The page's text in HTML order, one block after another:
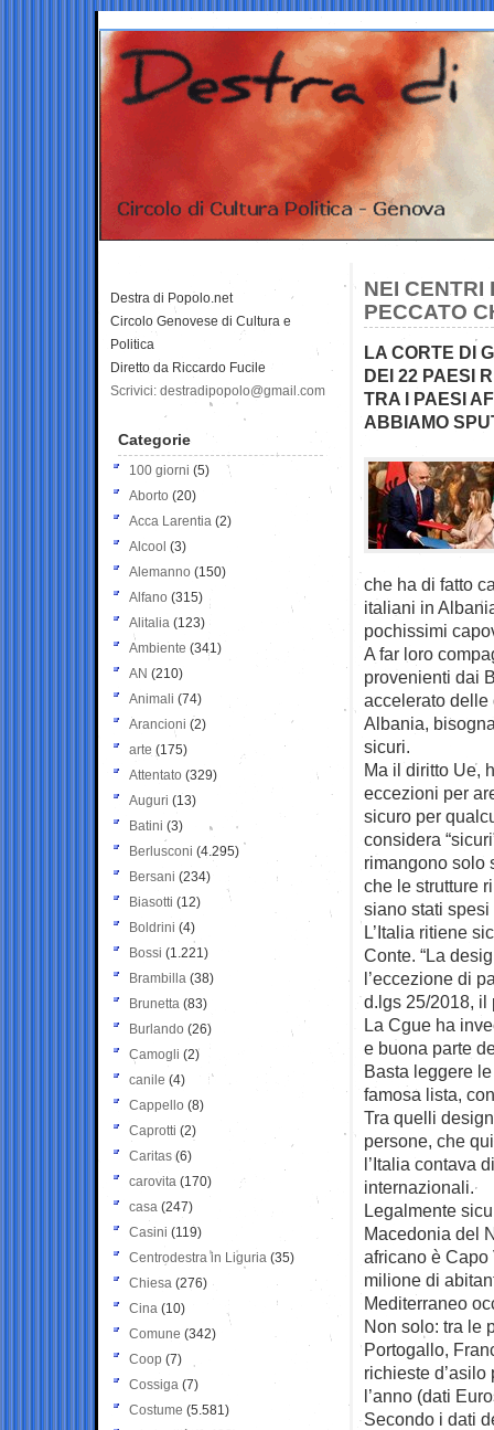
NEI CENTRI
PECCATO
LA CORTE DI
DEI 22 PAESI
TRA I PAESI
ABBIAMO
che ha di fatto
italiani in
pochissimi
A far loro
provenienti dai
accelerato delle
Albania,
sicuri.
Ma il diritto Ue,
eccezioni per
sicuro per
considera
rimangono solo
che le strutture
siano stati spesi
L’Italia ritiene
Conte. “La
l’eccezione di
d.lgs 25/2018, il
La Cgue ha
e buona parte
Basta leggere
famosa lista,
Tra quelli
persone, che
l’Italia contava
internazionali.
Legalmente
Macedonia del
africano è Capo
milione di
Mediterraneo
Non solo: tra le
Portogallo,
richieste
l’anno (dati
Secondo i dati
Destra di Popolo.net
Circolo Genovese di Cultura e
Politica
Diretto da Riccardo Fucile
Scrivici: destradipopolo@gmail.com
Categorie
100 giorni (5)
Aborto (20)
Acca Larentia (2)
Alcool (3)
Alemanno (150)
Alfano (315)
Alitalia (123)
Ambiente (341)
AN (210)
Animali (74)
Arancioni (2)
arte (175)
Attentato (329)
Auguri (13)
Batini (3)
Berlusconi (4.295)
Bersani (234)
Biasotti (12)
Boldrini (4)
Bossi (1.221)
Brambilla (38)
Brunetta (83)
Burlando (26)
Camogli (2)
canile (4)
Cappello (8)
Caprotti (2)
Caritas (6)
carovita (170)
casa (247)
Casini (119)
Centrodestra in Liguria (35)
Chiesa (276)
Cina (10)
Comune (342)
Coop (7)
Cossiga (7)
Costume (5.581)